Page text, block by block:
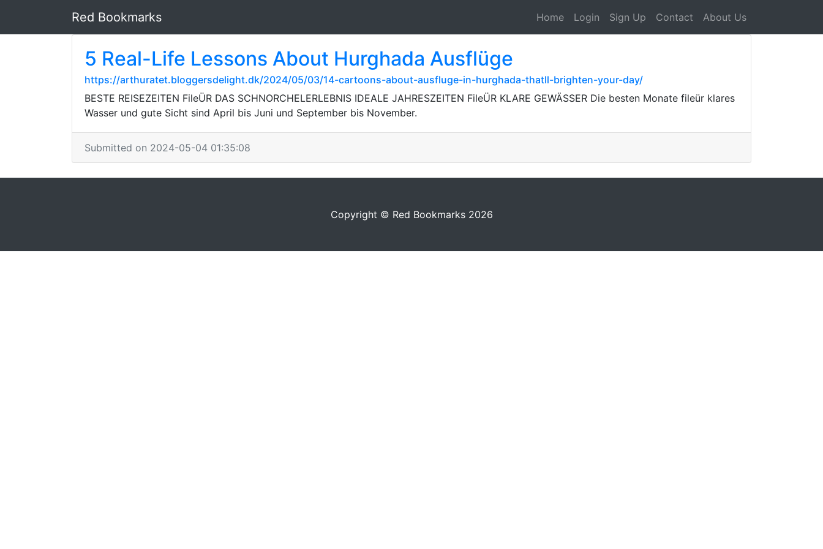
Red Bookmarks Home Login Sign Up Contact About Us
5 Real-Life Lessons About Hurghada Ausflüge
https://arthuratet.bloggersdelight.dk/2024/05/03/14-cartoons-about-ausfluge-in-hurghada-thatll-brighten-your-day/
BESTE REISEZEITEN FileÜR DAS SCHNORCHELERLEBNIS IDEALE JAHRESZEITEN FileÜR KLARE GEWÄSSER Die besten Monate fileür klares
Wasser und gute Sicht sind April bis Juni und September bis November.
Submitted on 2024-05-04 01:35:08
Copyright © Red Bookmarks 2026